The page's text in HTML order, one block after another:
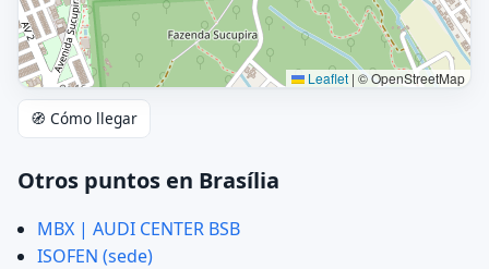
Leaflet | © OpenStreetMap
🧭 Cómo llegar
Otros puntos en Brasília
MBX | AUDI CENTER BSB
ISOFEN (sede)